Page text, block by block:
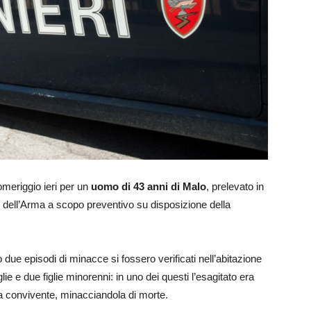
ieri per un uomo di 43 anni di Malo, prelevato in
a scopo preventivo su disposizione della
episodi di minacce si fossero verificati nell’abitazione
e due figlie minorenni: in uno dei questi l’esagitato era
convivente, minacciandola di morte.